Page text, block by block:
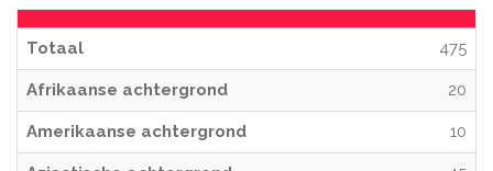
Totaal 475
Afrikaanse achtergrond 20
Amerikaanse achtergrond 10